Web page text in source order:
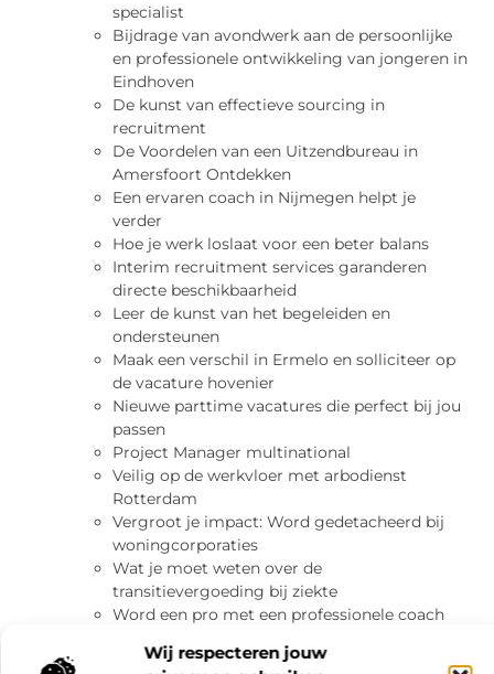
Wij respecteren jouw
specialist
Bijdrage van avondwerk aan de persoonlijke
en professionele ontwikkeling van jongeren in
Eindhoven
De kunst van effectieve sourcing in
recruitment
De Voordelen van een Uitzendbureau in
Amersfoort Ontdekken
Een ervaren coach in Nijmegen helpt je
verder
Hoe je werk loslaat voor een beter balans
Interim recruitment services garanderen
directe beschikbaarheid
Leer de kunst van het begeleiden en
ondersteunen
Maak een verschil in Ermelo en solliciteer op
de vacature hovenier
Nieuwe parttime vacatures die perfect bij jou
passen
Project Manager multinational
Veilig op de werkvloer met arbodienst
Rotterdam
Vergroot je impact: Word gedetacheerd bij
woningcorporaties
Wat je moet weten over de
transitievergoeding bij ziekte
Word een pro met een professionele coach
Categorie: Beauty en verzorging